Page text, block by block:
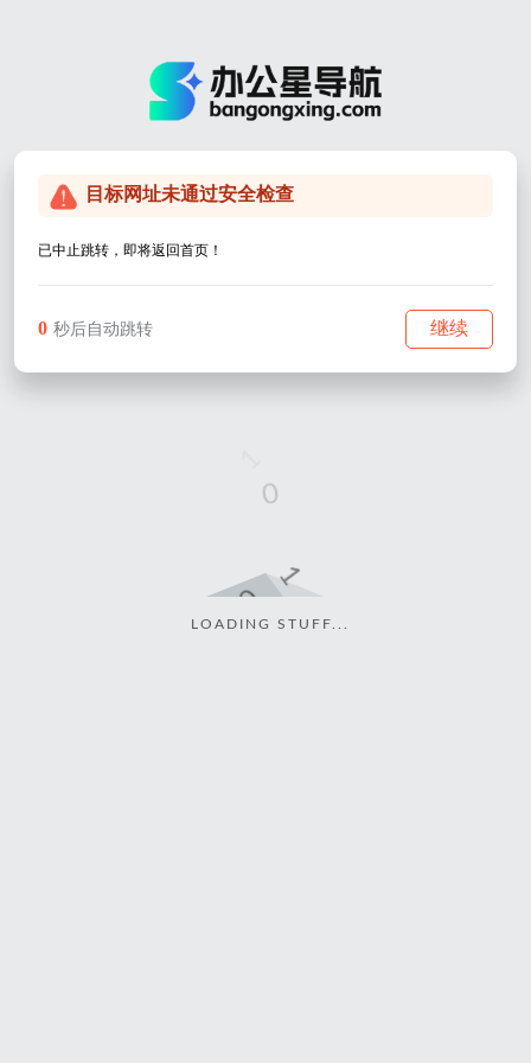
LOADING STUFF...
目标网址未通过安全检查
已中止跳转，即将返回首页！
0 秒后自动跳转 继续